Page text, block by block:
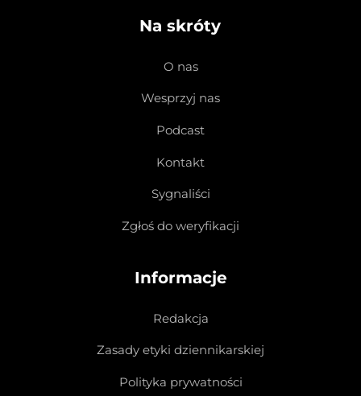
Na skróty
O nas
Wesprzyj nas
Podcast
Kontakt
Sygnaliści
Zgłoś do weryfikacji
Informacje
Redakcja
Zasady etyki dziennikarskiej
Polityka prywatności